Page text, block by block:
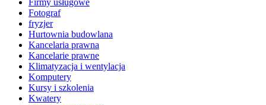
Firmy usługowe
Fotograf
fryzjer
Hurtownia budowlana
Kancelaria prawna
Kancelarie prawne
Klimatyzacja i wentylacja
Komputery
Kursy i szkolenia
Kwatery